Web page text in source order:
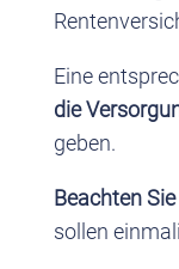
Eine
die
geben.
Beachten Sie
sollen